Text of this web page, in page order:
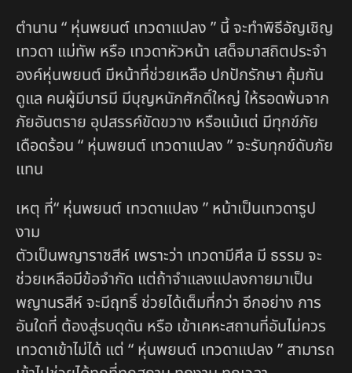
ตำนาน “ หุ่นพยนต์ เทวดาแปลง ” นี้ จะทำพิธีอัญเชิญ
เทวดา แม่ทัพ หรือ เทวดาหัวหน้า เสด็จมาสถิตประจำ
องค์หุ่นพยนต์ มีหน้าที่ช่วยเหลือ ปกปักรักษา คุ้มกัน
ดูแล คนผู้มีบารมี มีบุญหนักศักดิ์ใหญ่ ให้รอดพ้นจาก
ภัยอันตราย อุปสรรค์ขัดขวาง หรือแม้แต่ มีทุกข์ภัย
เดือดร้อน “ หุ่นพยนต์ เทวดาแปลง ” จะรับทุกข์ดับภัย
แทน
เหตุ ที่“ หุ่นพยนต์ เทวดาแปลง ” หน้าเป็นเทวดารูป
งาม
ตัวเป็นพญาราชสีห์ เพราะว่า เทวดามีศีล มี ธรรม จะ
ช่วยเหลือมีข้อจำกัด แต่ถ้าจำแลงแปลงกายมาเป็น
พญานรสีห์ จะมีฤทธิ์ ช่วยได้เต็มที่กว่า อีกอย่าง การ
อันใดที่ ต้องสู่รบดุดัน หรือ เข้าเคหะสถานที่อันไม่ควร
เทวดาเข้าไม่ได้ แต่ “ หุ่นพยนต์ เทวดาแปลง ” สามารถ